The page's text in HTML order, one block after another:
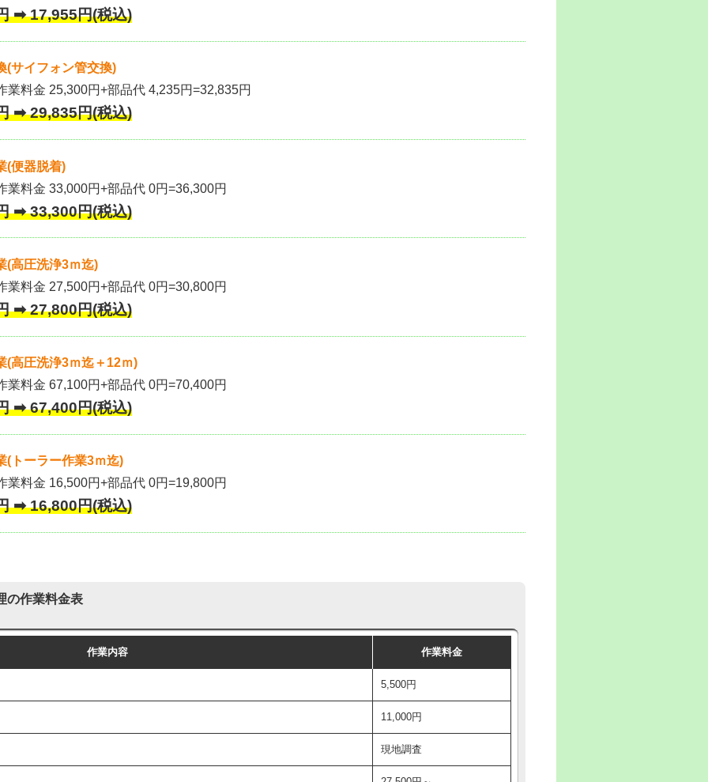
➡ 17,955円(税込)
(サイフォン管交換)
業料金 25,300円+部品代 4,235円=32,835円
➡ 29,835円(税込)
(便器脱着)
業料金 33,000円+部品代 0円=36,300円
➡ 33,300円(税込)
(高圧洗浄3ｍ迄)
業料金 27,500円+部品代 0円=30,800円
➡ 27,800円(税込)
(高圧洗浄3ｍ迄＋12ｍ)
業料金 67,100円+部品代 0円=70,400円
➡ 67,400円(税込)
(トーラー作業3ｍ迄)
業料金 16,500円+部品代 0円=19,800円
➡ 16,800円(税込)
の作業料金表
作業内容 作業料金
5,500円
11,000円
現地調査